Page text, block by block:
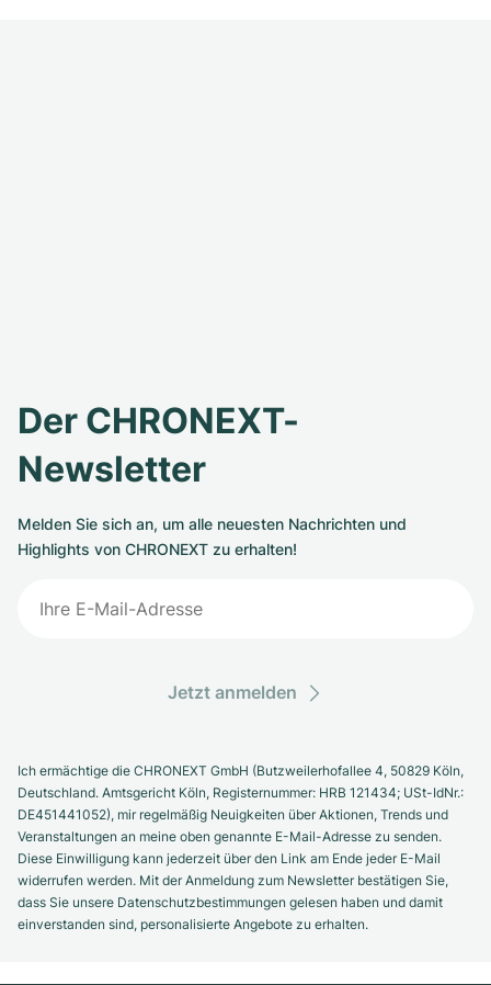
Der CHRONEXT-
Newsletter
Melden Sie sich an, um alle neuesten Nachrichten und
Highlights von CHRONEXT zu erhalten!
Jetzt anmelden
Ich ermächtige die CHRONEXT GmbH (Butzweilerhofallee 4, 50829 Köln,
Deutschland. Amtsgericht Köln, Registernummer: HRB 121434; USt-IdNr.:
DE451441052), mir regelmäßig Neuigkeiten über Aktionen, Trends und
Veranstaltungen an meine oben genannte E-Mail-Adresse zu senden.
Diese Einwilligung kann jederzeit über den Link am Ende jeder E-Mail
widerrufen werden. Mit der Anmeldung zum Newsletter bestätigen Sie,
dass Sie unsere Datenschutzbestimmungen gelesen haben und damit
einverstanden sind, personalisierte Angebote zu erhalten.